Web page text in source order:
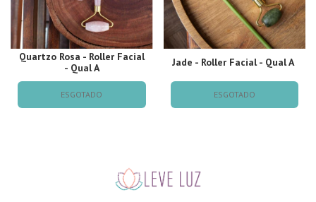
Quartzo Rosa - Roller Facial
- Qual A
ESGOTADO
Jade - Roller Facial - Qual A
ESGOTADO